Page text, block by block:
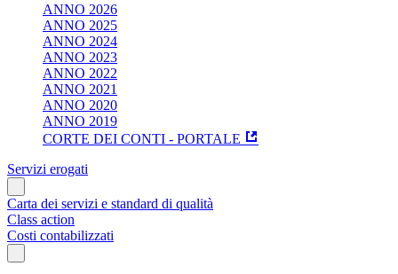
ANNO 2026
ANNO 2025
ANNO 2024
ANNO 2023
ANNO 2022
ANNO 2021
ANNO 2020
ANNO 2019
CORTE DEI CONTI - PORTALE
Servizi erogati
Carta dei servizi e standard di qualità
Class action
Costi contabilizzati